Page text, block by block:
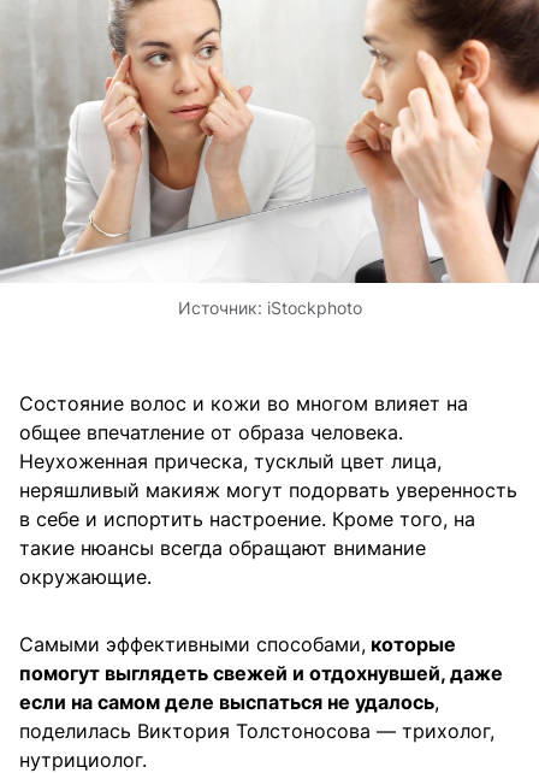
Источник: iStockphoto
Состояние волос и кожи во многом влияет на
общее впечатление от образа человека.
Неухоженная прическа, тусклый цвет лица,
неряшливый макияж могут подорвать уверенность
в себе и испортить настроение. Кроме того, на
такие нюансы всегда обращают внимание
окружающие.
Самыми эффективными способами, которые
помогут выглядеть свежей и отдохнувшей, даже
если на самом деле выспаться не удалось,
поделилась Виктория Толстоносова — трихолог,
нутрициолог.